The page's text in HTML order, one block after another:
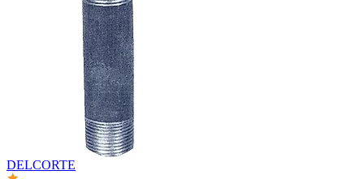
DELCORTE